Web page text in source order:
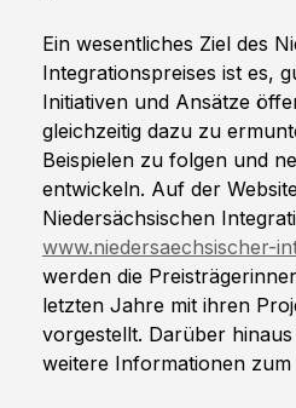
Ein wesentliches Ziel des
Integrationspreises ist es,
Initiativen und Ansätze
gleichzeitig dazu zu
Beispielen zu folgen und
entwickeln. Auf der
Niedersächsischen
www.niedersaechsischer-
werden die
letzten Jahre mit ihren
vorgestellt. Darüber
weitere Informationen